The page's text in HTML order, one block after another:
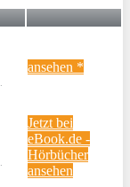
ansehen *
Jetzt bei
eBook.de -
Hörbücher
ansehen